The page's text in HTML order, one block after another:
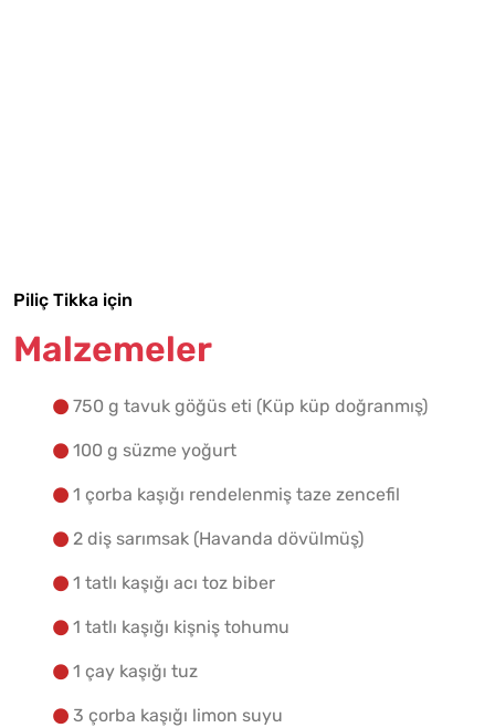
Piliç Tikka için
Malzemeler
750 g tavuk göğüs eti (Küp küp doğranmış)
100 g süzme yoğurt
1 çorba kaşığı rendelenmiş taze zencefil
2 diş sarımsak (Havanda dövülmüş)
1 tatlı kaşığı acı toz biber
1 tatlı kaşığı kişniş tohumu
1 çay kaşığı tuz
3 çorba kaşığı limon suyu